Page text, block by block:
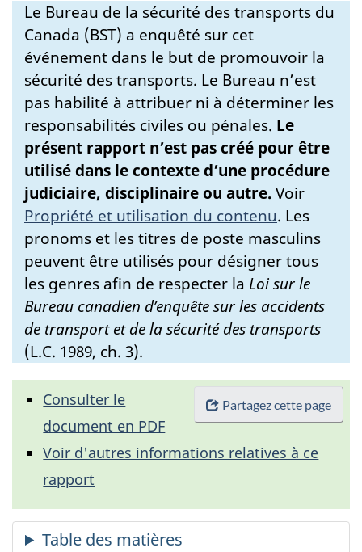
Le Bureau de la sécurité des transports du
Canada (BST) a enquêté sur cet
événement dans le but de promouvoir la
sécurité des transports. Le Bureau n’est
pas habilité à attribuer ni à déterminer les
responsabilités civiles ou pénales. Le
présent rapport n’est pas créé pour être
utilisé dans le contexte d’une procédure
judiciaire, disciplinaire ou autre.Voir
Propriété et utilisation du contenu. Les
pronoms et les titres de poste masculins
peuvent être utilisés pour désigner tous
les genres afin de respecter la Loi sur le
Bureau canadien d’enquête sur les accidents
de transport et de la sécurité des transports
(L.C. 1989, ch. 3).
Partagez cette page
Consulter le
document en PDF
Voir d'autres informations relatives à ce
rapport